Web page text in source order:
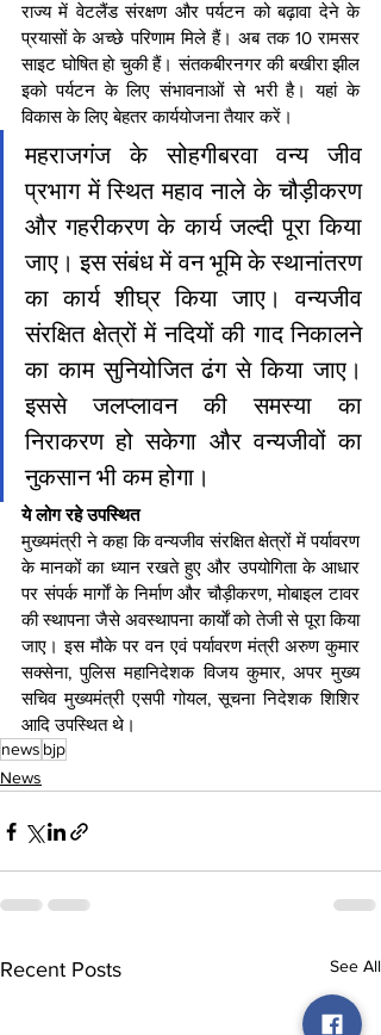
राज्य में वेटलैंड संरक्षण और पर्यटन को बढ़ावा देने के
प्रयासों के अच्छे परिणाम मिले हैं। अब तक 10 रामसर
साइट घोषित हाे चुकी हैं। संतकबीरनगर की बखीरा झील
इको पर्यटन के लिए संभावनाओं से भरी है। यहां के
विकास के लिए बेहतर कार्ययोजना तैयार करें।
महराजगंज के सोहगीबरवा वन्य जीव
प्रभाग में स्थित महाव नाले के चौड़ीकरण
और गहरीकरण के कार्य जल्दी पूरा किया
जाए। इस संबंध में वन भूमि के स्थानांतरण
का कार्य शीघ्र किया जाए। वन्यजीव
संरक्षित क्षेत्रों में नदियों की गाद निकालने
का काम सुनियोजित ढंग से किया जाए।
इससे जलप्लावन की समस्या का
निराकरण हो सकेगा और वन्यजीवों का
नुकसान भी कम होगा।
ये लोग रहे उपस्थित
मुख्यमंत्री ने कहा कि वन्यजीव संरक्षित क्षेत्रों में पर्यावरण
के मानकों का ध्यान रखते हुए और उपयोगिता के आधार
पर संपर्क मार्गाें के निर्माण और चौड़ीकरण, मोबाइल टावर
की स्थापना जैसे अवस्थापना कार्याें को तेजी से पूरा किया
जाए। इस मौके पर वन एवं पर्यावरण मंत्री अरुण कुमार
सक्सेना, पुलिस महानिदेशक विजय कुमार, अपर मुख्य
सचिव मुख्यमंत्री एसपी गोयल, सूचना निदेशक शिशिर
आदि उपस्थित थे।
news bjp
News
Recent Posts See All